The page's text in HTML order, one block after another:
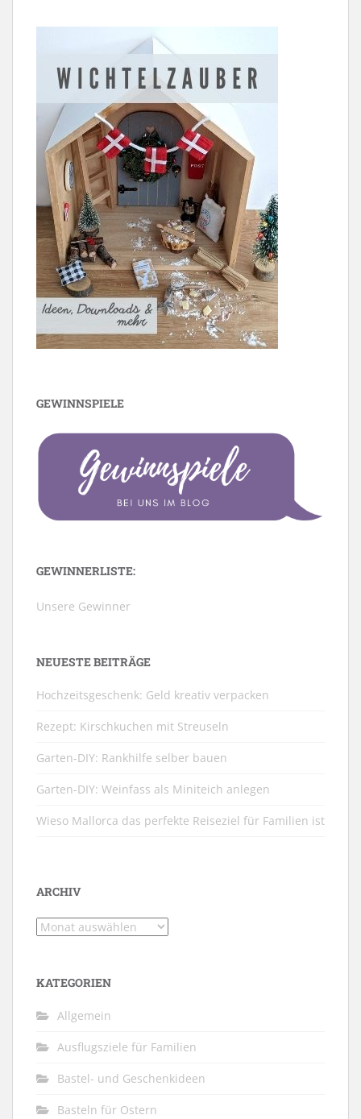
GEWINNSPIELE
GEWINNERLISTE:
Unsere Gewinner
NEUESTE BEITRÄGE
Hochzeitsgeschenk: Geld kreativ verpacken
Rezept: Kirschkuchen mit Streuseln
Garten-DIY: Rankhilfe selber bauen
Garten-DIY: Weinfass als Miniteich anlegen
Wieso Mallorca das perfekte Reiseziel für Familien ist
ARCHIV
Archiv
KATEGORIEN
Allgemein
Ausflugsziele für Familien
Bastel- und Geschenkideen
Basteln für Ostern